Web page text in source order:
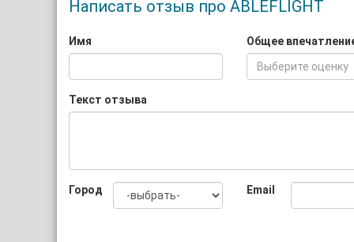
Написать отзыв про ABLEFLIGHT
Имя
Общее
Выберите оценку
Текст отзыва
Город Email